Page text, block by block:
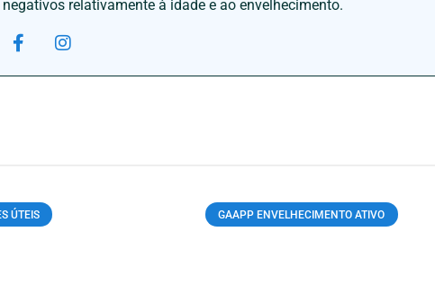
relativamente à idade e ao envelhecimento.
ÚTEIS GAAPP ENVELHECIMENTO ATIVO